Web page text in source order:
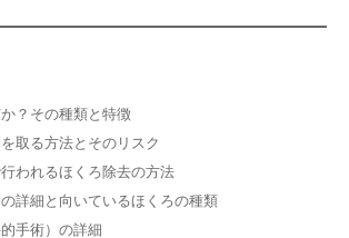
？その種類と特徴
取る方法とそのリスク
われるほくろ除去の方法
詳細と向いているほくろの種類
手術）の詳細